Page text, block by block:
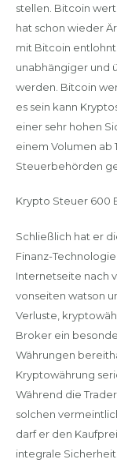
stellen. Bitcoin
hat schon wieder
mit Bitcoin
unabhängiger und
werden. Bitcoin
es sein kann
einer sehr hohen
einem Volumen ab
Steuerbehörden
Krypto Steuer 600
Schließlich hat er
Finanz-
Internetseite nach
vonseiten watson
Verluste,
Broker ein
Währungen
Kryptowährung
Während die
solchen
darf er den
integrale